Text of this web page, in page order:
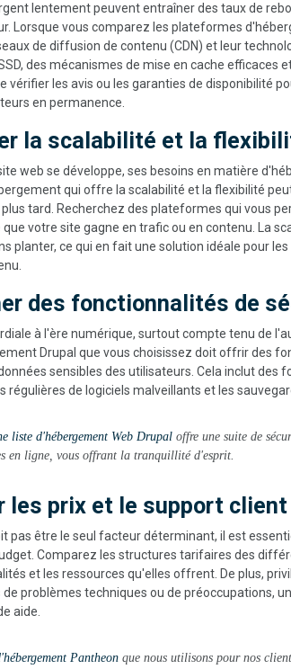
lentement peuvent entraîner des taux de
Lorsque vous comparez les plateformes
de diffusion de contenu (CDN) et leur
des mécanismes de mise en cache efficaces
vérifier les avis ou les garanties de disponibilité
en permanence.
la scalabilité et la
web se développe, ses besoins en matière
qui offre la scalabilité et la flexibilité
tard. Recherchez des plateformes qui vous
votre site gagne en trafic ou en contenu. La
planter, ce qui en fait une solution idéale pour
des fonctionnalités de
à l'ère numérique, surtout compte tenu de
Drupal que vous choisissez doit offrir des
sensibles des utilisateurs. Cela inclut des
régulières de logiciels malveillants et les
liste d'hébergement Web Drupal offre une suite de
en ligne, vous offrant la tranquillité d'esprit.
les prix et le support client
pas être le seul facteur déterminant, il est
Comparez les structures tarifaires des
et les ressources qu'elles offrent. De plus,
de problèmes techniques ou de préoccupations,
aide.
Pantheon que nous utilisons pour nos